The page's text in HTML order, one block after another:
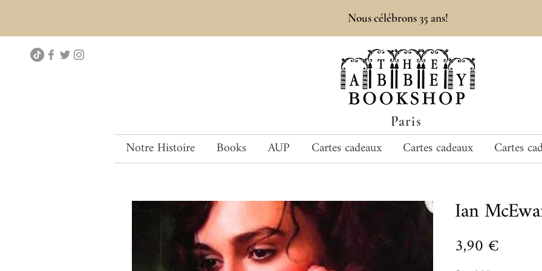
Paris
Nous célébrons 35 ans!
Notre Histoire Books AUP Cartes cadeaux Cartes cadeaux Cartes
Ian
3,90 €